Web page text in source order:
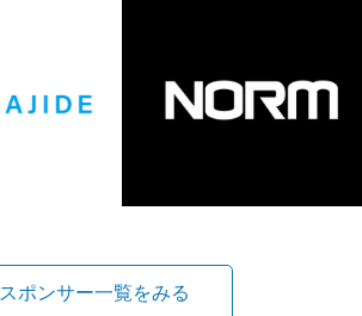
スポンサー一覧をみる